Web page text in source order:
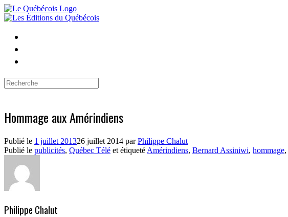
Skip
to
Search
Hommage aux Amérindiens
Publié le 1 juillet 201326 juillet 2014 parPhilippe Chalut
Publié le publicités, Québec Télé et étiqueté Amérindiens, Bernard Assiniwi, hommage,
Philippe Chalut